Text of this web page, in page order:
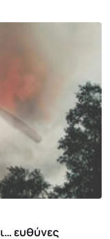
ευθύνες